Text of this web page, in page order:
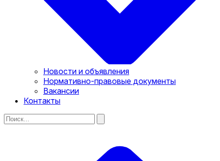
Новости и объявления
Нормативно-правовые документы
Вакансии
Контакты